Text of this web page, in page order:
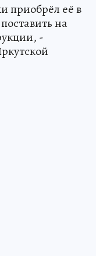
приобрёл её в
на
-